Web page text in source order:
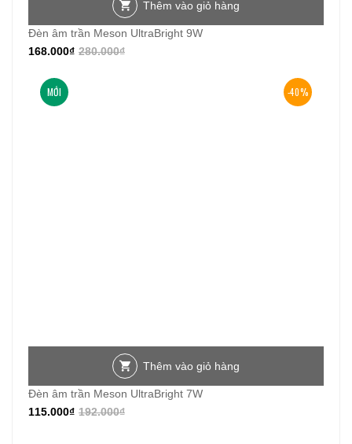
Thêm vào giỏ hàng
Đèn âm trần Meson UltraBright 9W
280.000₫
168.000₫
-40%
MỚI
Thêm vào giỏ hàng
Đèn âm trần Meson UltraBright 7W
192.000₫
115.000₫